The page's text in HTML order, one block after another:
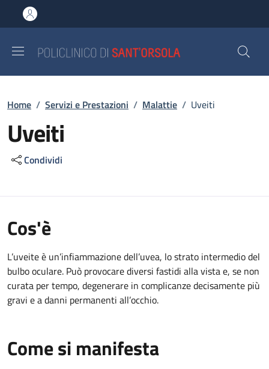
al contenuto principale
to footer content
Briciole di pane
Home / Servizi e Prestazioni / Malattie / Uveiti
Uveiti
Condividi
Cos'è
L’uveite è un’infiammazione dell’uvea, lo strato intermedio del
bulbo oculare. Può provocare diversi fastidi alla vista e, se non
curata per tempo, degenerare in complicanze decisamente più
gravi e a danni permanenti all’occhio.
Come si manifesta